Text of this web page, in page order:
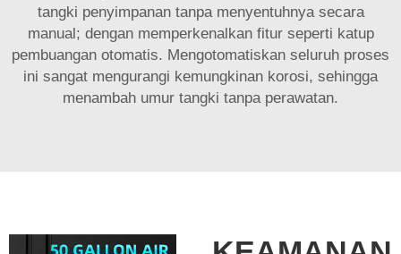
tangki penyimpanan tanpa menyentuhnya secara
manual; dengan memperkenalkan fitur seperti katup
pembuangan otomatis. Mengotomatiskan seluruh proses
ini sangat mengurangi kemungkinan korosi, sehingga
menambah umur tangki tanpa perawatan.